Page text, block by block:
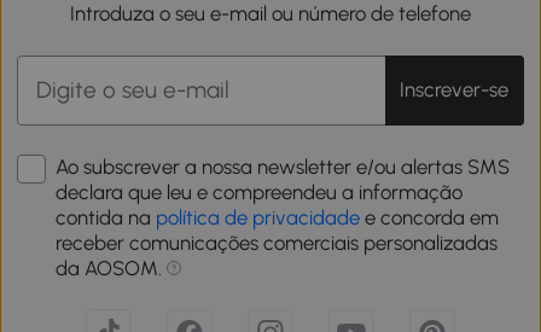
Introduza o seu e-mail ou número de telefone
Inscrever-se
Ao subscrever a nossa newsletter e/ou alertas SMS
declara que leu e compreendeu a informação
contida na política de privacidade e concorda em
receber comunicações comerciais personalizadas
da AOSOM.